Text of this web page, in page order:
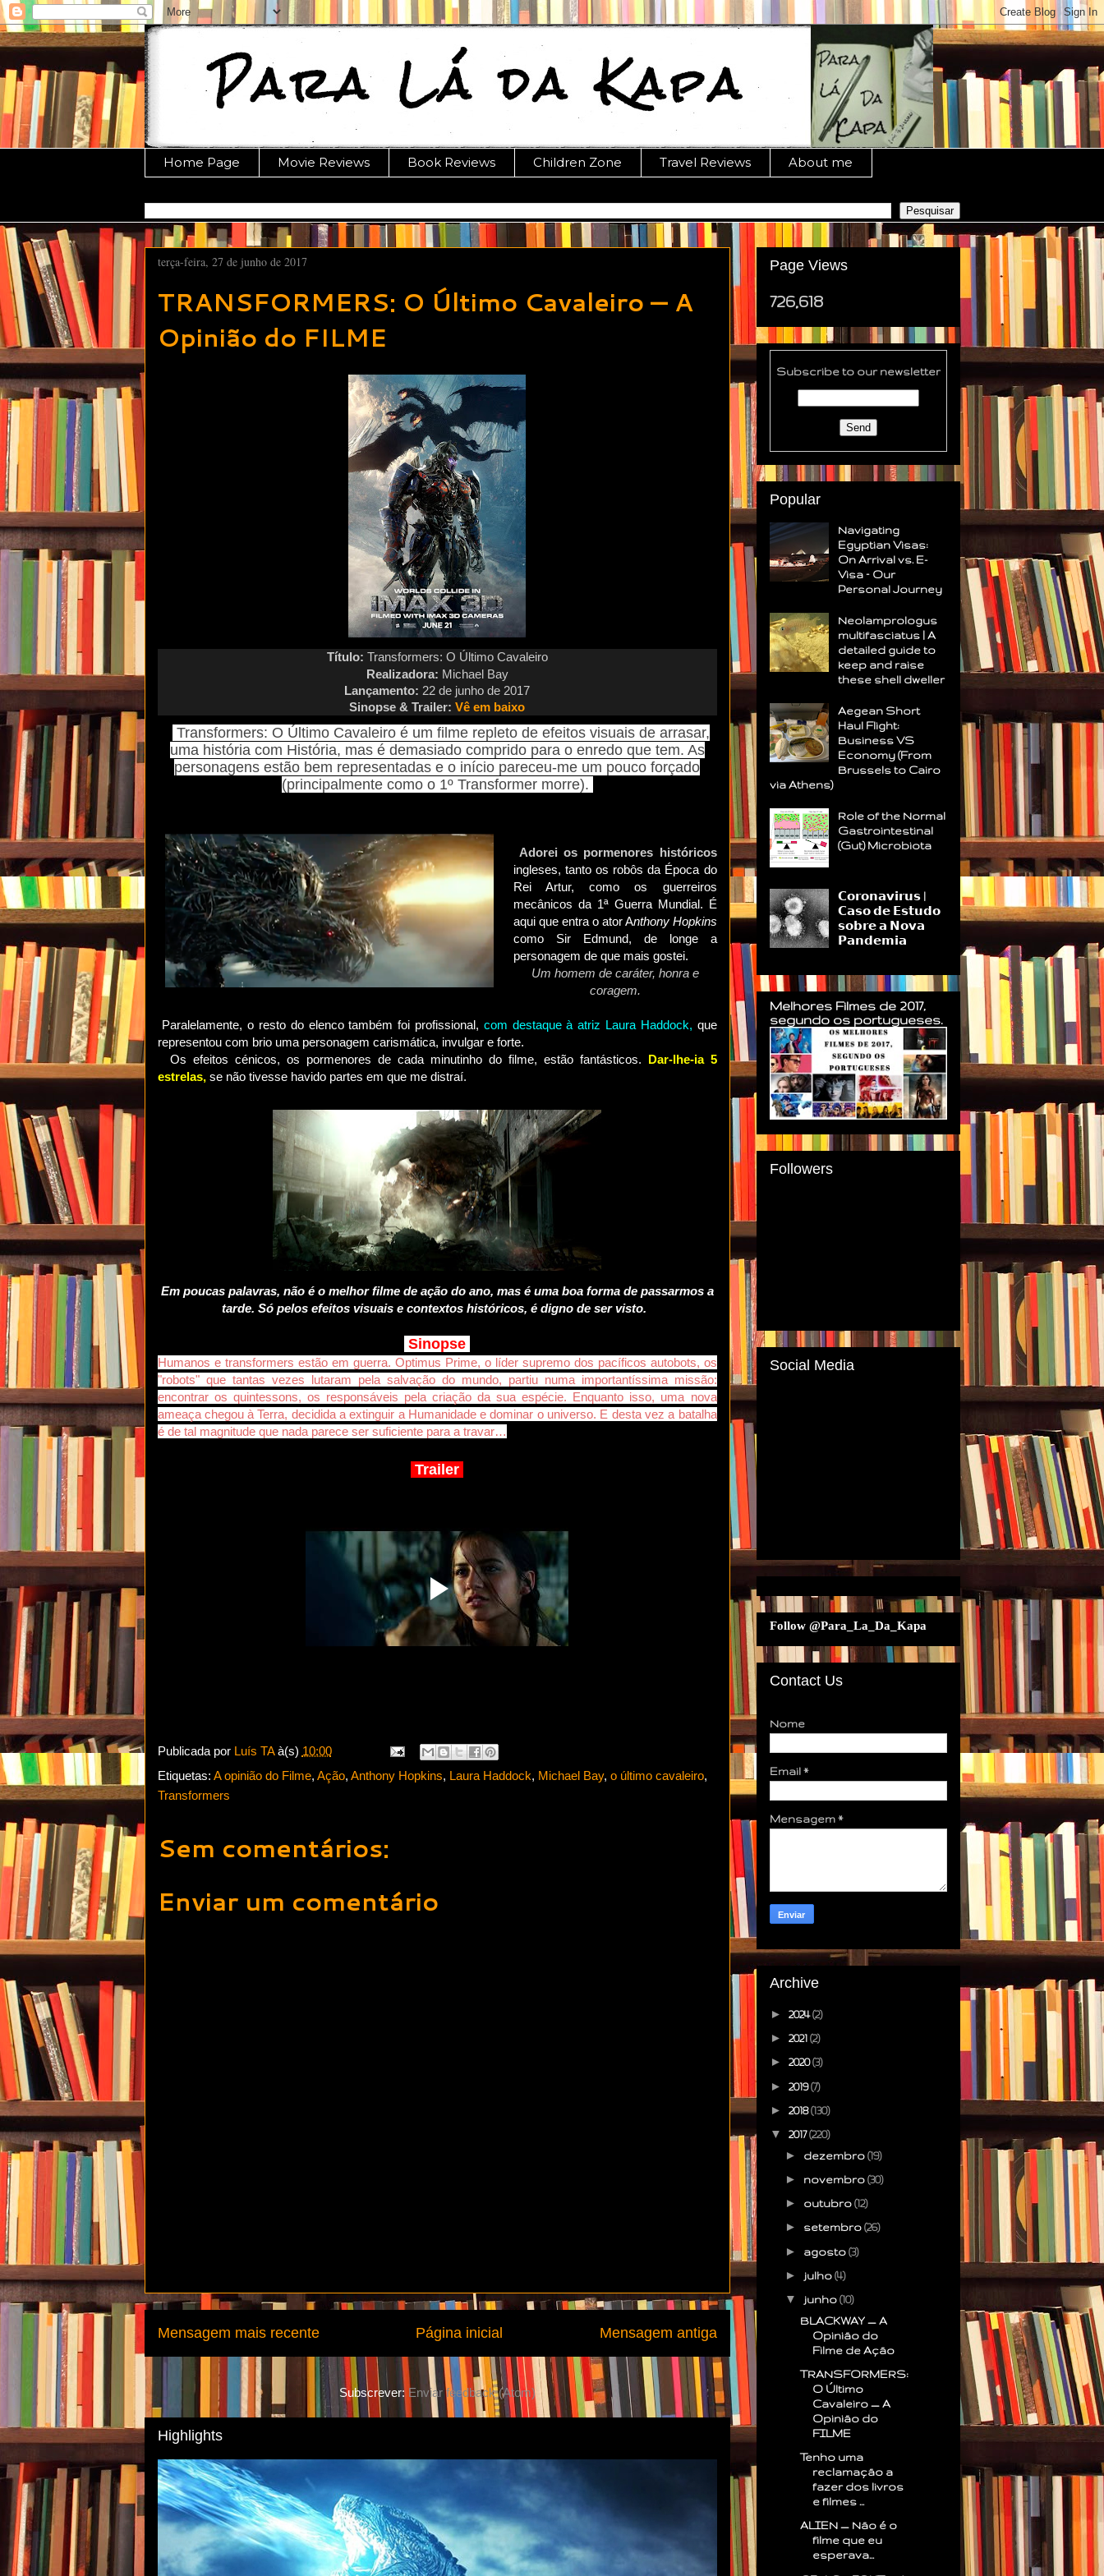
Home Page Movie Reviews Book Reviews Children Zone Travel Reviews About me
terça-feira, 27 de junho de 2017
TRANSFORMERS: O Último Cavaleiro — A
Opinião do FILME
Título: Transformers: O Último Cavaleiro
Realizadora: Michael Bay
Lançamento: 22 de junho de 2017
Sinopse & Trailer: Vê em baixo
Transformers: O Último Cavaleiro é um filme repleto de efeitos visuais de arrasar,
uma história com História, mas é demasiado comprido para o enredo que tem. As
personagens estão bem representadas e o início pareceu-me um pouco forçado
(principalmente como o 1º Transformer morre).
Adorei os pormenores históricos
ingleses, tanto os robôs da Época do
Rei Artur, como os guerreiros
mecânicos da 1ª Guerra Mundial. É
aqui que entra o ator Anthony Hopkins
como Sir Edmund, de longe a
personagem de que mais gostei.
Um homem de caráter, honra e
coragem.
Paralelamente, o resto do elenco também foi profissional, com destaque à atriz Laura Haddock, que
representou com brio uma personagem carismática, invulgar e forte.
Os efeitos cénicos, os pormenores de cada minutinho do filme, estão fantásticos. Dar-lhe-ia 5
estrelas,se não tivesse havido partes em que me distraí.
Em poucas palavras, não é o melhor filme de ação do ano, mas é uma boa forma de passarmos a
tarde. Só pelos efeitos visuais e contextos históricos, é digno de ser visto.
Sinopse
Humanos e transformers estão em guerra. Optimus Prime, o líder supremo dos pacíficos autobots, os
"robots" que tantas vezes lutaram pela salvação do mundo, partiu numa importantíssima missão:
encontrar os quintessons, os responsáveis pela criação da sua espécie. Enquanto isso, uma nova
ameaça chegou à Terra, decidida a extinguir a Humanidade e dominar o universo. E desta vez a batalha
é de tal magnitude que nada parece ser suficiente para a travar…
Trailer
Publicada por Luís TA à(s) 10:00
Etiquetas: A opinião do Filme, Ação, Anthony Hopkins, Laura Haddock, Michael Bay, o último cavaleiro,
Transformers
Sem comentários:
Enviar um comentário
Mensagem mais recente Mensagem antiga
Página inicial
Subscrever: Enviar feedback (Atom)
Highlights
Page Views
726,618
Subscribe to our newsletter
Popular
Navigating
Egyptian Visas:
On Arrival vs. E-
Visa – Our
Personal Journey
Neolamprologus
multifasciatus | A
detailed guide to
keep and raise
these shell dweller
Aegean Short
Haul Flight:
Business VS
Economy (From
Brussels to Cairo
via Athens)
Role of the Normal
Gastrointestinal
(Gut) Microbiota
𝗖𝗼𝗿𝗼𝗻𝗮𝘃𝗶𝗿𝘂𝘀 |
𝗖𝗮𝘀𝗼 𝗱𝗲 𝗘𝘀𝘁𝘂𝗱𝗼
𝘀𝗼𝗯𝗿𝗲 𝗮 𝗡𝗼𝘃𝗮
𝗣𝗮𝗻𝗱𝗲𝗺𝗶𝗮
Melhores Filmes de 2017,
segundo os portugueses.
Followers
Social Media
Follow @Para_La_Da_Kapa
Contact Us
Nome
Email *
Mensagem *
Archive
► 2024(2)
► 2021 (2)
► 2020(3)
► 2019(7)
► 2018(130)
▼ 2017(220)
► dezembro (19)
► novembro (30)
► outubro (12)
► setembro (26)
► agosto (3)
► julho (4)
▼ junho (10)
BLACKWAY — A
Opinião do
Filme de Ação
TRANSFORMERS:
O Último
Cavaleiro — A
Opinião do
FILME
Tenho uma
reclamação a
fazer dos livros
e filmes ...
ALIEN — Não é o
filme que eu
esperava...